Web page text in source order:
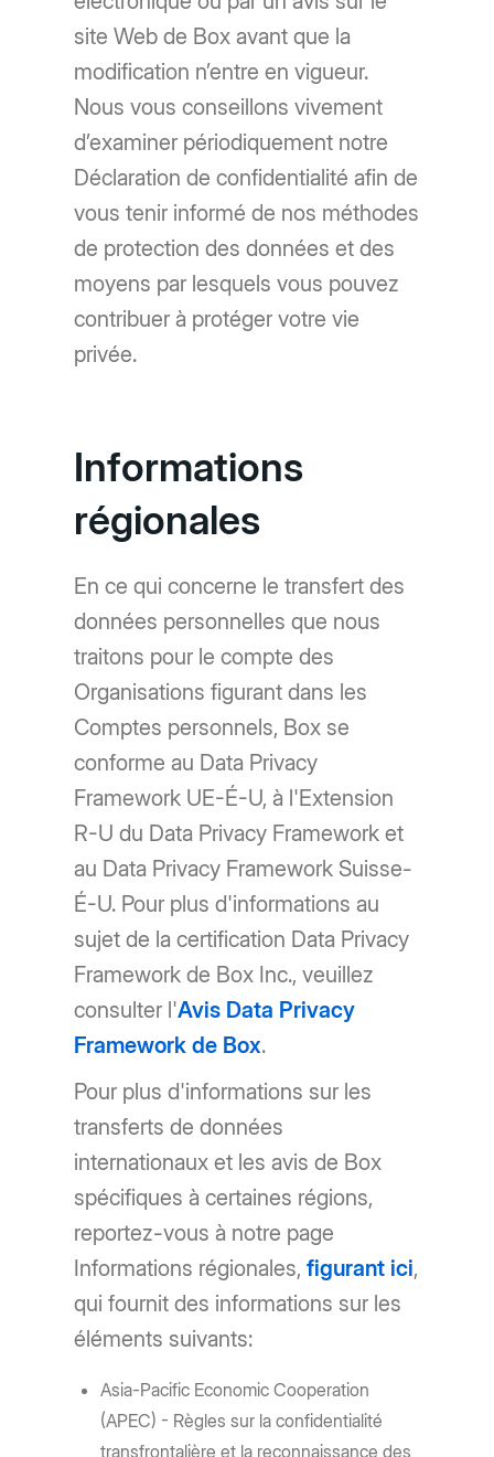
site Web de Box avant que la
modification n’entre en vigueur.
Nous vous conseillons vivement
d’examiner périodiquement notre
Déclaration de confidentialité afin de
vous tenir informé de nos méthodes
de protection des données et des
moyens par lesquels vous pouvez
contribuer à protéger votre vie
privée.
Informations
régionales
En ce qui concerne le transfert des
données personnelles que nous
traitons pour le compte des
Organisations figurant dans les
Comptes personnels, Box se
conforme au Data Privacy
Framework UE-É-U, à l'Extension
R-U du Data Privacy Framework et
au Data Privacy Framework Suisse-
É-U. Pour plus d'informations au
sujet de la certification Data Privacy
Framework de Box Inc., veuillez
consulter l'Avis Data Privacy
Framework de Box.
Pour plus d'informations sur les
transferts de données
internationaux et les avis de Box
spécifiques à certaines régions,
reportez-vous à notre page
Informations régionales,figurant ici,
qui fournit des informations sur les
éléments suivants:
Asia-Pacific Economic Cooperation
(APEC) - Règles sur la confidentialité
transfrontalière et la reconnaissance des